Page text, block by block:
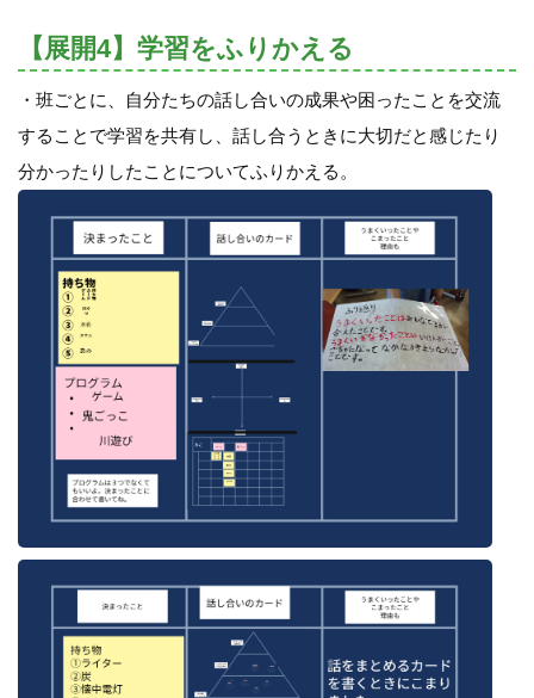
【展開4】学習をふりかえる
・班ごとに、自分たちの話し合いの成果や困ったことを交流
することで学習を共有し、話し合うときに大切だと感じたり
分かったりしたことについてふりかえる。